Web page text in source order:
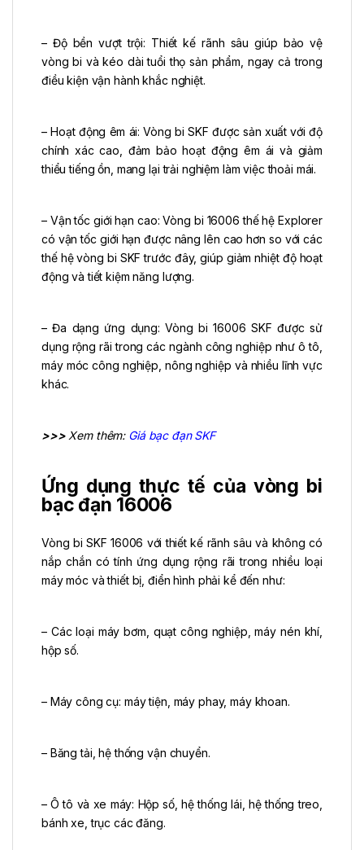
– Độ bền vượt trội: Thiết kế rãnh sâu giúp bảo vệ
vòng bi và kéo dài tuổi thọ sản phẩm, ngay cả trong
điều kiện vận hành khắc nghiệt.
– Hoạt động êm ái: Vòng bi SKF được sản xuất với độ
chính xác cao, đảm bảo hoạt động êm ái và giảm
thiểu tiếng ồn, mang lại trải nghiệm làm việc thoải mái.
– Vận tốc giới hạn cao: Vòng bi 16006 thế hệ Explorer
có vận tốc giới hạn được nâng lên cao hơn so với các
thế hệ vòng bi SKF trước đây, giúp giảm nhiệt độ hoạt
động và tiết kiệm năng lượng.
– Đa dạng ứng dụng: Vòng bi 16006 SKF được sử
dụng rộng rãi trong các ngành công nghiệp như ô tô,
máy móc công nghiệp, nông nghiệp và nhiều lĩnh vực
khác.
>>>Xem thêm: Giá bạc đạn SKF
Ứng dụng thực tế của vòng bi
bạc đạn 16006
Vòng bi SKF 16006 với thiết kế rãnh sâu và không có
nắp chắn có tính ứng dụng rộng rãi trong nhiều loại
máy móc và thiết bị, điển hình phải kể đến như:
– Các loại máy bơm, quạt công nghiệp, máy nén khí,
hộp số.
– Máy công cụ: máy tiện, máy phay, máy khoan.
– Băng tải, hệ thống vận chuyển.
– Ô tô và xe máy: Hộp số, hệ thống lái, hệ thống treo,
bánh xe, trục các đăng.